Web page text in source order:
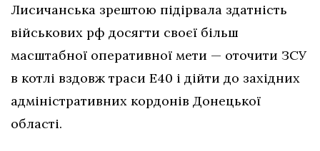
Лисичанська зрештою підірвала здатність
військових рф досягти своєї більш
масштабної оперативної мети — оточити ЗСУ
в котлі вздовж траси Е40 і дійти до західних
адміністративних кордонів Донецької
області.